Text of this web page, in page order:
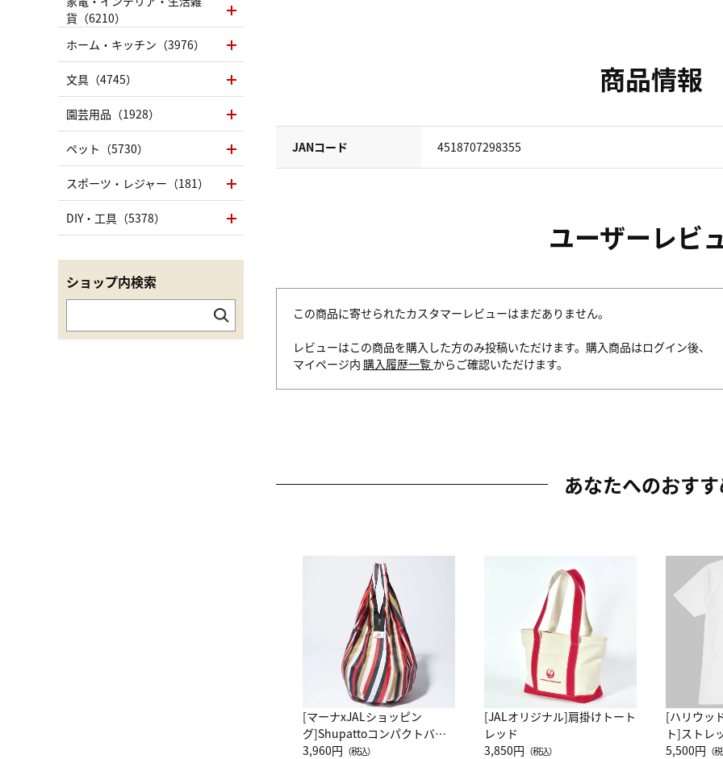
商品情報
JANコード 4518707298355
ユーザーレビ
この商品に寄せられたカスタマーレビューはまだありません。
レビューはこの商品を購入した方のみ投稿いただけます。購入商品はログイン後、
マイページ内 購入履歴一覧 からご確認いただけます。
あなたへのおす
[マーナxJALショッピン
グ]Shupattoコンパクトバッ
グ Drop JAL客室乗務員
3,960円 （税込）
[JALオリジナル]肩掛けトート
レッド
3,850円 （税込）
[ハリウッ
ト]ストレ
ーネック
5,500円 （
貨（6210）
ホーム・キッチン（3976）
文具（4745）
園芸用品（1928）
ペット（5730）
スポーツ・レジャー（181）
DIY・工具（5378）
ショップ内検索